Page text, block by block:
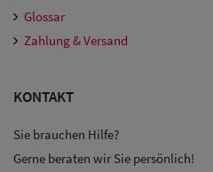
Glossar
Zahlung & Versand
KONTAKT
Sie brauchen Hilfe?
Gerne beraten wir Sie persönlich!